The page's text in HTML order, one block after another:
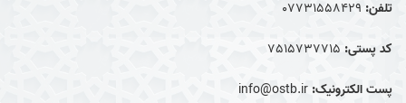
تلفن: 07731558429
کد پستی: 7515737715
پست الکترونیک: info@ostb.ir